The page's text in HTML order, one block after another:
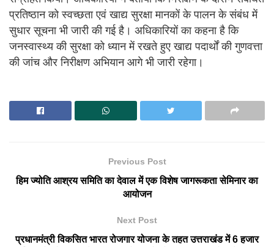
प्रतिष्ठान को स्वच्छता एवं खाद्य सुरक्षा मानकों के पालन के संबंध में
सुधार सूचना भी जारी की गई है। अधिकारियों का कहना है कि
जनस्वास्थ्य की सुरक्षा को ध्यान में रखते हुए खाद्य पदार्थों की गुणवत्ता
की जांच और निरीक्षण अभियान आगे भी जारी रहेगा।
Previous Post
हिम ज्योति आश्रय समिति का देवाल में एक विशेष जागरूकता सेमिनार का
आयोजन
Next Post
प्रधानमंत्री विकसित भारत रोजगार योजना के तहत उत्तराखंड में 6 हजार